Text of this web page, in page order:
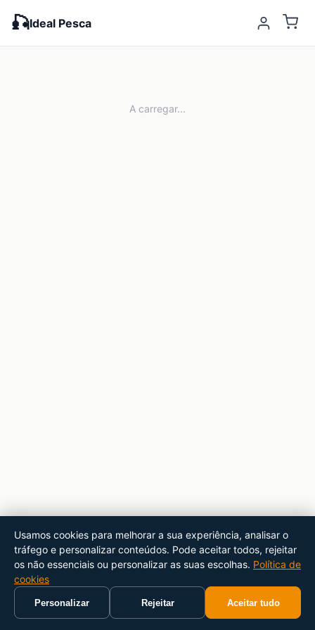
🎣Ideal Pesca
A carregar...
Usamos cookies para melhorar a sua experiência, analisar o
tráfego e personalizar conteúdos. Pode aceitar todos, rejeitar
os não essenciais ou personalizar as suas escolhas. Política de
cookies
Personalizar Rejeitar Aceitar tudo